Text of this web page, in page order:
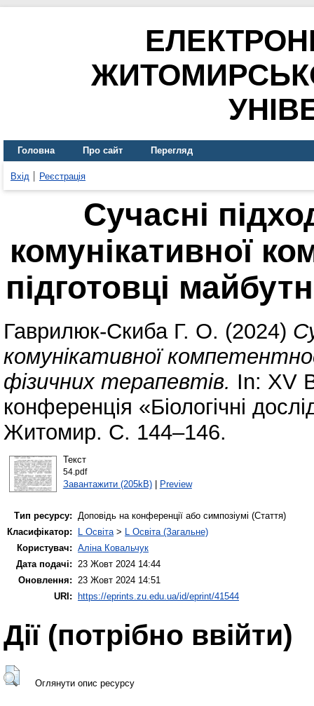
Головна Про сайт Перегляд
Вхід Реєстрація
Сучасні
комунікативної
підготовці
Гаврилюк-Скиба Г. О. (2024)
комунікативної
фізичних терапевтів. In: XV
конференція «Біологічні
Житомир. С. 144–146.
Текст
54.pdf
Завантажити (205kB)| Preview
Тип ресурсу: Доповідь на конференції або симпозіумі (Стаття)
Класифікатор:
L Освіта> L Освіта (Загальне)
Користувач: Аліна Ковальчук
Дата подачі: 23 Жовт 2024 14:44
Оновлення: 23 Жовт 2024 14:51
URI:
https://eprints.zu.edu.ua/id/eprint/41544
Дії ​​(потрібно ввійти)
Оглянути опис ресурсу